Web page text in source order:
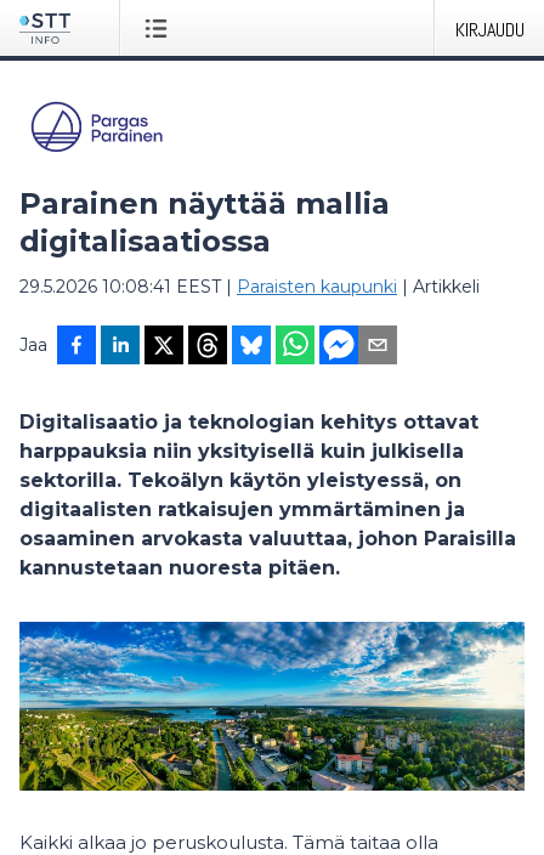
KIRJAUDU
Parainen näyttää mallia
digitalisaatiossa
29.5.2026 10:08:41 EEST| Paraisten kaupunki | Artikkeli
Jaa
Digitalisaatio ja teknologian kehitys ottavat
harppauksia niin yksityisellä kuin julkisella
sektorilla. Tekoälyn käytön yleistyessä, on
digitaalisten ratkaisujen ymmärtäminen ja
osaaminen arvokasta valuuttaa, johon Paraisilla
kannustetaan nuoresta pitäen.
Kaikki alkaa jo peruskoulusta. Tämä taitaa olla